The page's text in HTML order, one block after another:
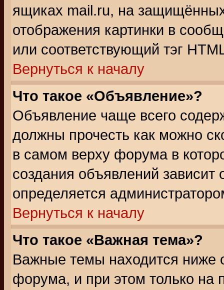
ящиках mail.ru, на
отображения картинки в
или соответствующий тэг
Вернуться к началу
Что такое «Объявление»?
Объявление чаще всего
должны прочесть как можно
в самом верху форума в
создания объявлений зависит
определяется
Вернуться к началу
Что такое «Важная тема»?
Важные темы находится ниже
форума, и при этом только на